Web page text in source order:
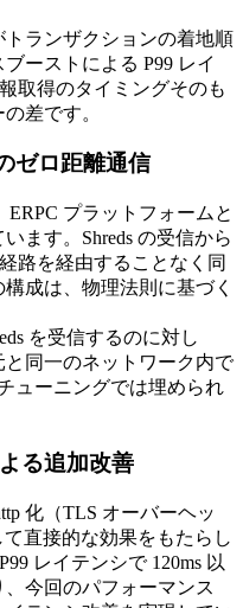
ランザクションの着地順
ーストによる P99 レイ
取得のタイミングそのも
差です。
ゼロ距離通信
ERPC プラットフォームと
ます。Shreds の受信から
路を経由することなく同
成は、物理法則に基づく
を受信するのに対し
と同一のネットワーク内で
ューニングでは埋められ
る追加改善
化（TLS オーバーヘッ
て直接的な効果をもたらし
レイテンシで 120ms 以
、今回のパフォーマンス